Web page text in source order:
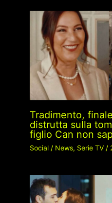
Tradimento,
distrutta sulla
figlio Can non
Social/ News, Serie TV/